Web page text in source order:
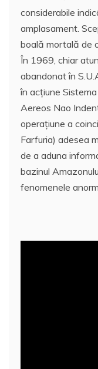
considerabile
amplasament.
boală mortală de
În 1969, chiar
abandonat în
în acțiune
Aereos Nao
operațiune a
Farfuria) adesea
de a aduna
bazinul
fenomenele